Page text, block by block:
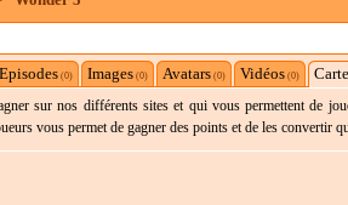
Episodes(0) Images(0) Avatars(0) Vidéos(0)
sur nos différents sites et qui vous permettent de
vous permet de gagner des points et de les convertir